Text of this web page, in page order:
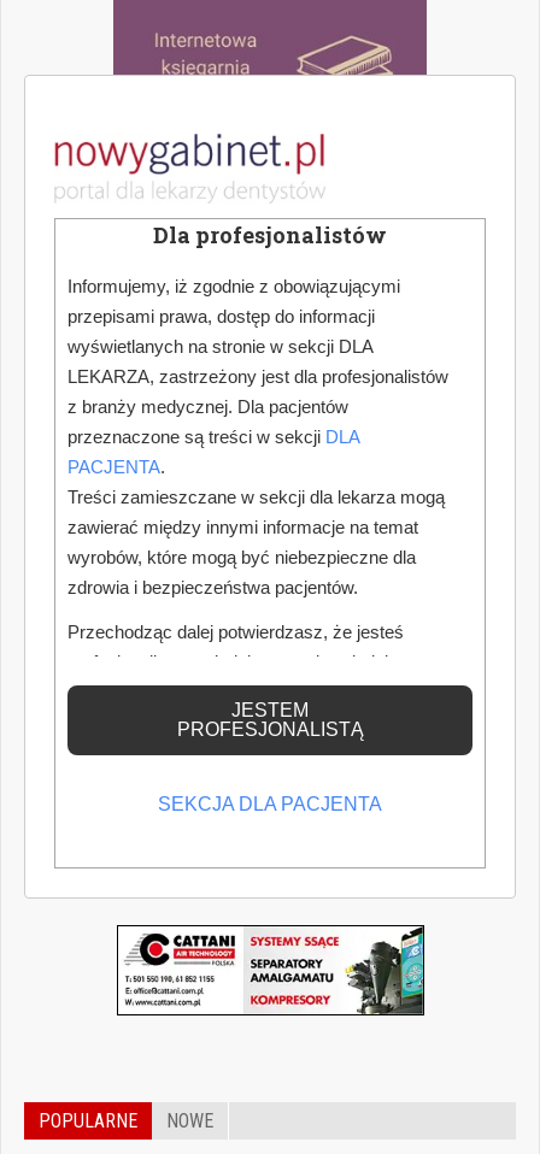
POPULARNE NOWE
Dla profesjonalistów
Informujemy, iż zgodnie z obowiązującymi
przepisami prawa, dostęp do informacji
wyświetlanych na stronie w sekcji DLA
LEKARZA, zastrzeżony jest dla profesjonalistów
z branży medycznej. Dla pacjentów
przeznaczone są treści w sekcji DLA
PACJENTA.
Treści zamieszczane w sekcji dla lekarza mogą
zawierać między innymi informacje na temat
wyrobów, które mogą być niebezpieczne dla
zdrowia i bezpieczeństwa pacjentów.
Przechodząc dalej potwierdzasz, że jesteś
profesjonalistą posiadającym odpowiednią
wiedzę medyczną.
JESTEM
PROFESJONALISTĄ
SEKCJA DLA PACJENTA